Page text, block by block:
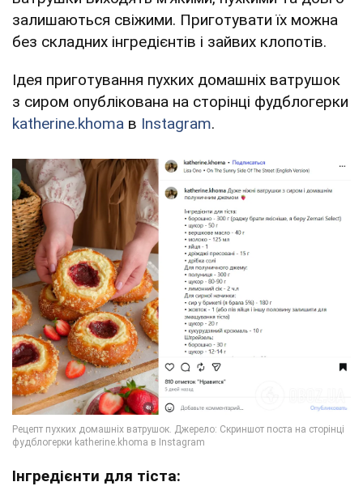
залишаються свіжими. Приготувати їх можна
без складних інгредієнтів і зайвих клопотів.
Ідея приготування пухких домашніх ватрушок
з сиром опублікована на сторінці фудблогерки
katherine.khoma в Instagram.
Інгредієнти для тіста: